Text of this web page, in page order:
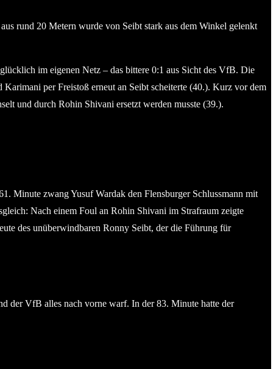
rund 20 Metern wurde von Seibt stark aus dem Winkel gelenkt
im eigenen Netz – das bittere 0:1 aus Sicht des VfB. Die
per Freistoß erneut an Seibt scheiterte (40.). Kurz vor dem
und durch Rohin Shivani ersetzt werden musste (39.).
Minute zwang Yusuf Wardak den Flensburger Schlussmann mit
Nach einem Foul an Rohin Shivani im Strafraum zeigte
des unüberwindbaren Ronny Seibt, der die Führung für
der VfB alles nach vorne warf. In der 83. Minute hatte der